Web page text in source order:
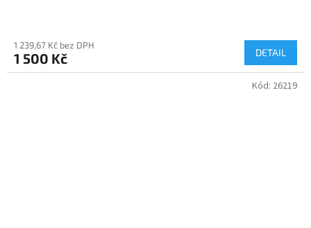
1 239,67 Kč bez DPH
1 500 Kč DETAIL
Kód: 26219